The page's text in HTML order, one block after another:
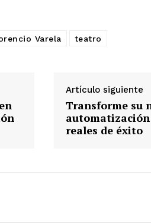
Varela teatro
Artículo siguiente
Transforme su
reales de éxito